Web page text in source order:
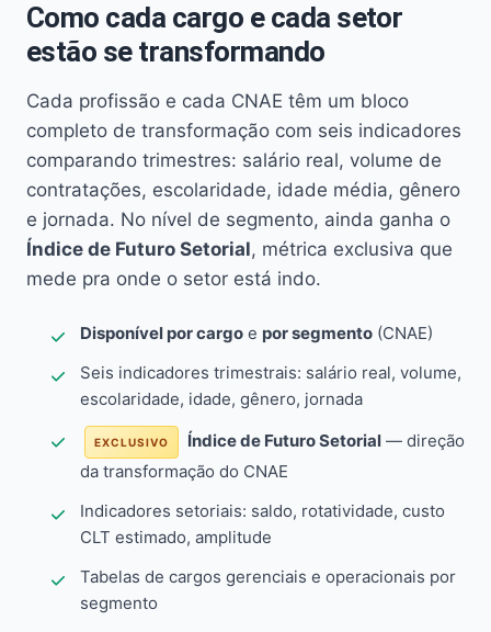
Como cada cargo e cada setor
estão se transformando
Cada profissão e cada CNAE têm um bloco
completo de transformação com seis indicadores
comparando trimestres: salário real, volume de
contratações, escolaridade, idade média, gênero
e jornada. No nível de segmento, ainda ganha o
Índice de Futuro Setorial, métrica exclusiva que
mede pra onde o setor está indo.
Disponível por cargo e por segmento (CNAE)
Seis indicadores trimestrais: salário real, volume,
escolaridade, idade, gênero, jornada
EXCLUSIVO Índice de Futuro Setorial — direção
da transformação do CNAE
Indicadores setoriais: saldo, rotatividade, custo
CLT estimado, amplitude
Tabelas de cargos gerenciais e operacionais por
segmento